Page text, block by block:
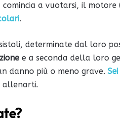
a vuotarsi, il motore
.
determinate dal loro
e a seconda della loro
danno più o meno grave.
allenarti.